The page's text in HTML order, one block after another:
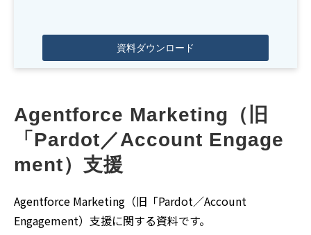
資料ダウンロード
Agentforce Marketing（旧
「Pardot／Account Engage
ment）支援
Agentforce Marketing（旧「Pardot／Account
Engagement）支援に関する資料です。